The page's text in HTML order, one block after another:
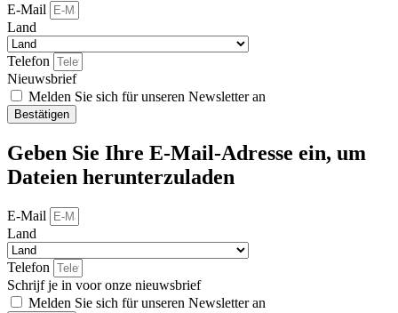
E-Mail
Land
Telefon
Nieuwsbrief
Melden Sie sich für unseren Newsletter an
Bestätigen
Geben Sie Ihre E-Mail-Adresse ein, um
Dateien herunterzuladen
E-Mail
Land
Telefon
Schrijf je in voor onze nieuwsbrief
Melden Sie sich für unseren Newsletter an